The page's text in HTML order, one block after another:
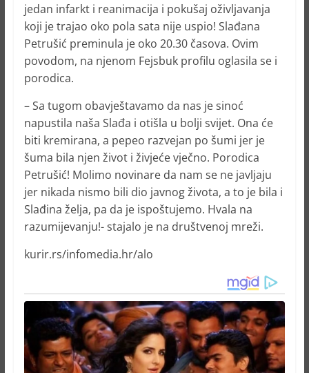
jedan infarkt i reanimacija i pokušaj oživljavanja
koji je trajao oko pola sata nije uspio! Slađana
Petrušić preminula je oko 20.30 časova. Ovim
povodom, na njenom Fejsbuk profilu oglasila se i
porodica.
– Sa tugom obavještavamo da nas je sinoć
napustila naša Slađa i otišla u bolji svijet. Ona će
biti kremirana, a pepeo razvejan po šumi jer je
šuma bila njen život i živjeće vječno. Porodica
Petrušić! Molimo novinare da nam se ne javljaju
jer nikada nismo bili dio javnog života, a to je bila i
Slađina želja, pa da je ispoštujemo. Hvala na
razumijevanju!- stajalo je na društvenoj mreži.
kurir.rs/infomedia.hr/alo